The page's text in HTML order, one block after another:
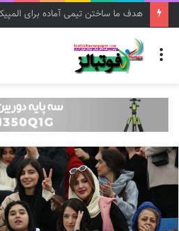
هدف ما ساختن تیمی آماده برای
منو